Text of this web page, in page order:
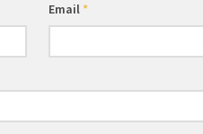
Email*